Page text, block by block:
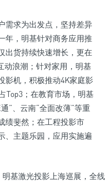
需求为出发点，坚持差异
年，明基针对商务应用推
出货持续快速增长，更在
动浪潮；针对家用，明基
影机，积极推动4K家庭影
Top3；在教育市场，明基
”、云南“全面改薄”等重
绩斐然；在工程投影市
、主题乐园，应用实施遍